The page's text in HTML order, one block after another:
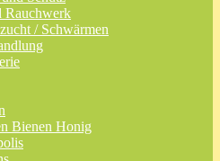
Rauchwerk
/ Schwärmen
Bienen Honig